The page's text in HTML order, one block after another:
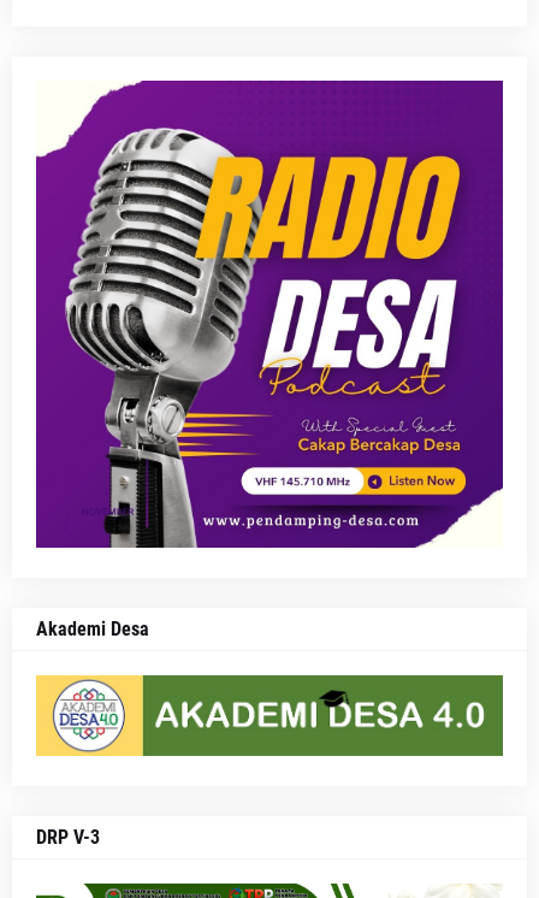
Akademi Desa
DRP V-3